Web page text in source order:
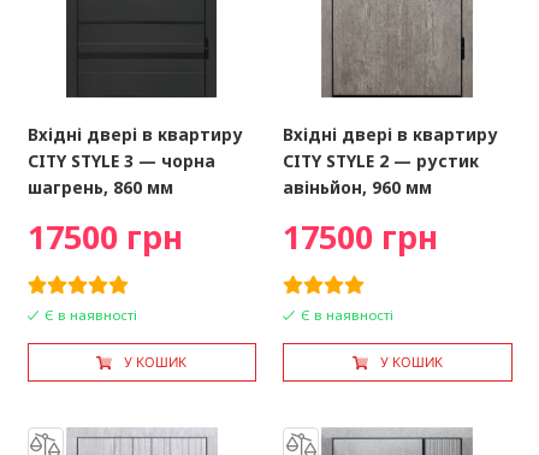
Вхідні двері в квартиру
CITY STYLE 3 — чорна
шагрень, 860 мм
17500 грн
Є в наявності
У КОШИК
Вхідні двері в квартиру
CITY STYLE 2 — рустик
авіньйон, 960 мм
17500 грн
Є в наявності
У КОШИК